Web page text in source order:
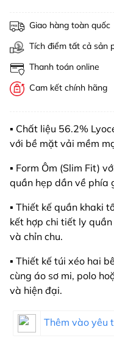
Giao hàng toàn quốc
Tích điểm tất cả sản
Thanh toán online
Cam kết chính hãng
▪️ Chất liệu 56.2%
với bề mặt vải mềm
▪️ Form Ôm (Slim Fit)
quần hẹp dần về phía
▪️ Thiết kế quần khaki
kết hợp chi tiết ly
và chỉn chu.
▪️ Thiết kế túi xéo hai
cùng áo sơ mi, polo
và hiện đại.
Thêm vào yêu